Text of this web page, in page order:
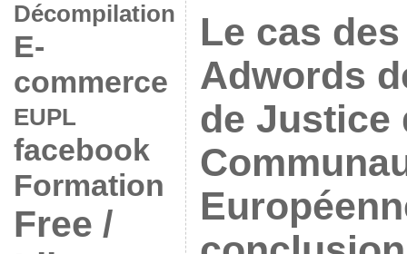
Décompilation
E-
commerce
EUPL
facebook
Formation
Free /
Le cas
Adwords
de Justice